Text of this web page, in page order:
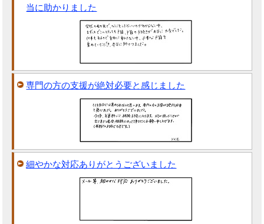
当に助かりました
専門の方の支援が絶対必要と感じました
細やかな対応ありがとうございました